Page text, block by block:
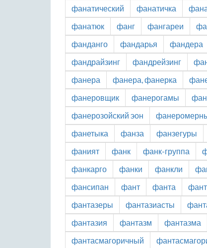
фанатический
фанатичка
фанатюк
фанг фангареи
фанданго
фандарья фандера
фандрайзинг
фандрейзинг
фанера
фанера, фанерка
фанеровщик
фанерогамы
фанерозойский эон
фанетыка
фанза фанзегуры
фаният
фанк фанк-группа
фанкарго
фанки фанкли
фансипан
фант фанта
фантазеры
фантазиасты
фантазия
фантазм фантазма
фантасмагоричный